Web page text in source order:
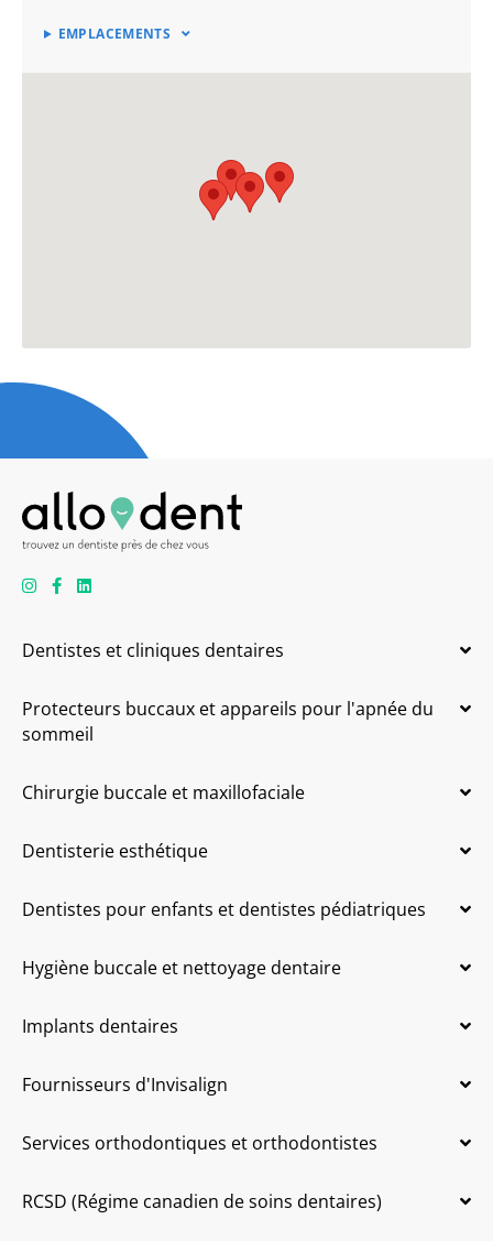
EMPLACEMENTS
Dentistes et cliniques dentaires
Protecteurs buccaux et appareils pour l'apnée du
sommeil
Chirurgie buccale et maxillofaciale
Dentisterie esthétique
Dentistes pour enfants et dentistes pédiatriques
Hygiène buccale et nettoyage dentaire
Implants dentaires
Fournisseurs d'Invisalign
Services orthodontiques et orthodontistes
RCSD (Régime canadien de soins dentaires)